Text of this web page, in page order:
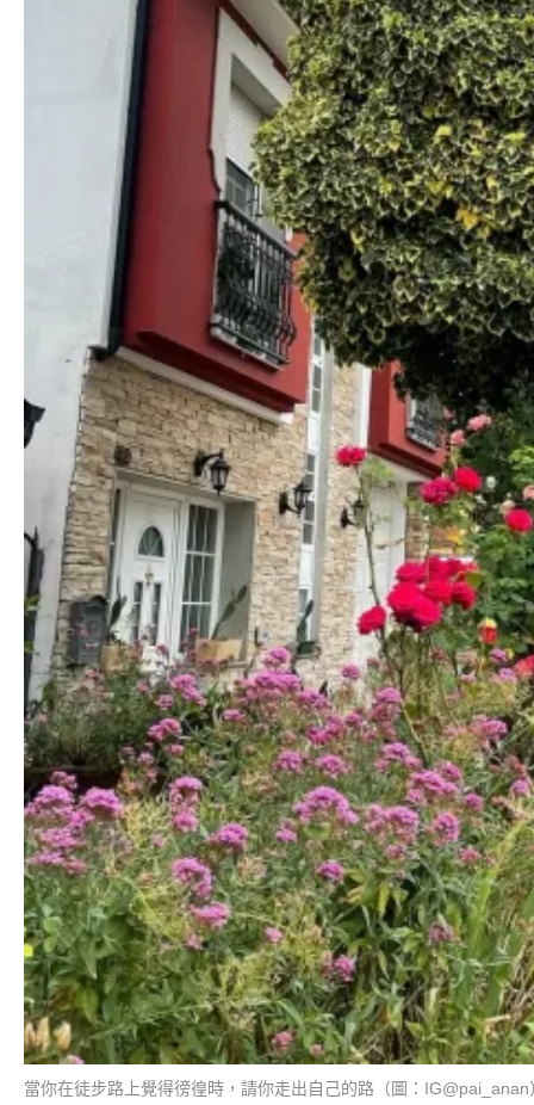
當你在徒步路上覺得徬徨時，請你走出自己的路（圖：IG@pai_anan